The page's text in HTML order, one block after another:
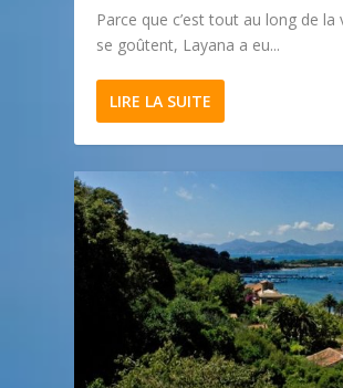
Parce que c’est tout au long de
se goûtent, Layana a eu...
LIRE LA SUITE